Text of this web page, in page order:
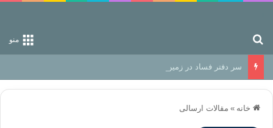
منو
سر دفتر فساد در زمین‌، دوری وکناره‌گیری از راه خداست‌!
خانه » مقالات ارسالی